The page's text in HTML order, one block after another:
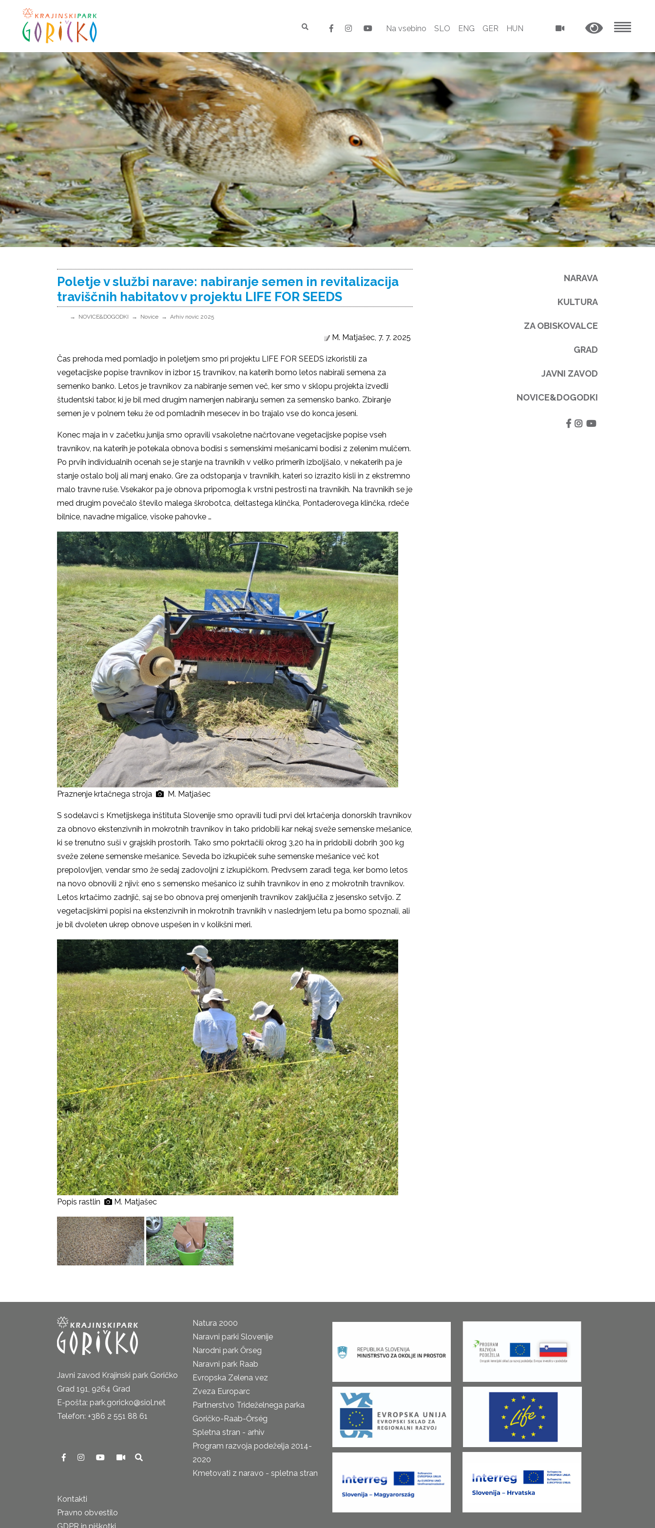
Na vsebino SLO ENG GER HUN
Poletje v službi narave: nabiranje semen in revitalizacija
traviščnih habitatov v projektu LIFE FOR SEEDS
NOVICE&DOGODKI Novice Arhiv novic 2025
M. Matjašec, 7. 7. 2025
Čas prehoda med pomladjo in poletjem smo pri projektu LIFE FOR SEEDS izkoristili za
vegetacijske popise travnikov in izbor 15 travnikov, na katerih bomo letos nabirali semena za
semenko banko. Letos je travnikov za nabiranje semen več, ker smo v sklopu projekta izvedli
študentski tabor, ki je bil med drugim namenjen nabiranju semen za semensko banko. Zbiranje
semen je v polnem teku že od pomladnih mesecev in bo trajalo vse do konca jeseni.
Konec maja in v začetku junija smo opravili vsakoletne načrtovane vegetacijske popise vseh
travnikov, na katerih je potekala obnova bodisi s semenskimi mešanicami bodisi z zelenim mulčem.
Po prvih individualnih ocenah se je stanje na travnikih v veliko primerih izboljšalo, v nekaterih pa je
stanje ostalo bolj ali manj enako. Gre za odstopanja v travnikih, kateri so izrazito kisli in z ekstremno
malo travne ruše. Vsekakor pa je obnova pripomogla k vrstni pestrosti na travnikih. Na travnikih se je
med drugim povečalo število malega škrobotca, deltastega klinčka, Pontaderovega klinčka, rdeče
bilnice, navadne migalice, visoke pahovke …
Praznenje krtačnega stroja M. Matjašec
S sodelavci s Kmetijskega inštituta Slovenije smo opravili tudi prvi del krtačenja donorskih travnikov
za obnovo ekstenzivnih in mokrotnih travnikov in tako pridobili kar nekaj sveže semenske mešanice,
ki se trenutno suši v grajskih prostorih. Tako smo pokrtačili okrog 3,20 ha in pridobili dobrih 300 kg
sveže zelene semenske mešanice. Seveda bo izkupiček suhe semenske mešanice več kot
prepolovljen, vendar smo že sedaj zadovoljni z izkupičkom. Predvsem zaradi tega, ker bomo letos
na novo obnovili 2 njivi: eno s semensko mešanico iz suhih travnikov in eno z mokrotnih travnikov.
Letos krtačimo zadnjič, saj se bo obnova prej omenjenih travnikov zaključila z jesensko setvijo. Z
vegetacijskimi popisi na ekstenzivnih in mokrotnih travnikih v naslednjem letu pa bomo spoznali, ali
je bil dvoleten ukrep obnove uspešen in v kolikšni meri.
Popis rastlin M. Matjašec
NARAVA
KULTURA
ZA OBISKOVALCE
GRAD
JAVNI ZAVOD
NOVICE&DOGODKI
Javni zavod Krajinski park Goričko
Grad 191, 9264 Grad
E-pošta: park.goricko@siol.net
Telefon: +386 2 551 88 61
Kontakti
Pravno obvestilo
Natura 2000
Naravni parki Slovenije
Narodni park Őrseg
Naravni park Raab
Evropska Zelena vez
Zveza Europarc
Partnerstvo Trideželnega parka
Goričko-Raab-Őrség
Spletna stran - arhiv
Program razvoja podeželja 2014-
2020
Kmetovati z naravo - spletna stran